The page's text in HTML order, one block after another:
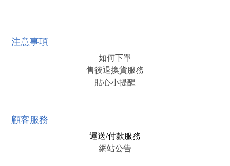
注意事項
如何下單
售後退換貨服務
貼心小提醒
顧客服務
運送/付款服務
網站公告